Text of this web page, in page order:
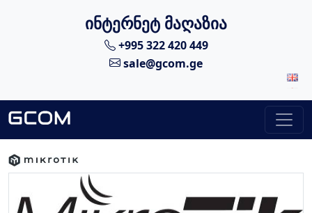
ინტერნეტ მაღაზია
+995 322 420 449
sale@gcom.ge